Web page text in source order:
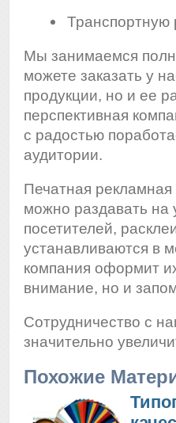
Транспортную
Мы занимаемся
можете заказать у
продукции, но и ее
перспективная
с радостью
аудитории.
Печатная
можно раздавать
посетителей,
устанавливаются в
компания оформит
внимание, но и
Сотрудничество с
значительно
Похожие